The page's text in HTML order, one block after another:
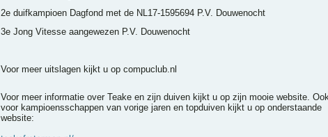
2e duifkampioen Dagfond met de NL17-1595694 P.V. Douwenocht
3e Jong Vitesse aangewezen P.V. Douwenocht
Voor meer uitslagen kijkt u op compuclub.nl
Voor meer informatie over Teake en zijn duiven kijkt u op zijn mooie website.
voor kampioensschappen van vorige jaren en topduiven kijkt u op onderstaande
website: